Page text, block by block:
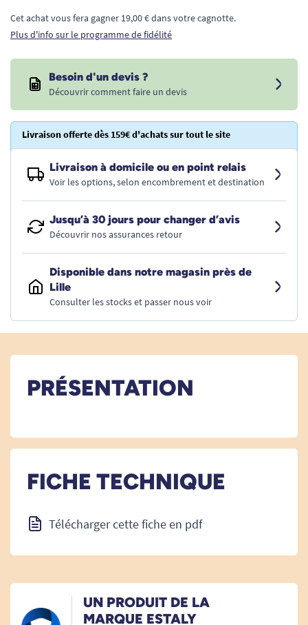
Cet achat vous fera gagner 19,00 € dans votre cagnotte.
Plus d'info sur le programme de fidélité
Besoin d'un devis ?
Découvrir comment faire un devis
Livraison offerte dès 159€ d'achats sur tout le site
Livraison à domicile ou en point relais
Voir les options, selon encombrement et destination
Jusqu’à 30 jours pour changer d’avis
Découvrir nos assurances retour
Disponible dans notre magasin près de
Lille
Consulter les stocks et passer nous voir
PRÉSENTATION
FICHE TECHNIQUE
Télécharger cette fiche en pdf
UN PRODUIT DE LA
MARQUE ESTALY